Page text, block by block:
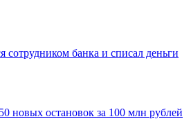
банка и списал деньги
новых остановок за 100 млн рублей